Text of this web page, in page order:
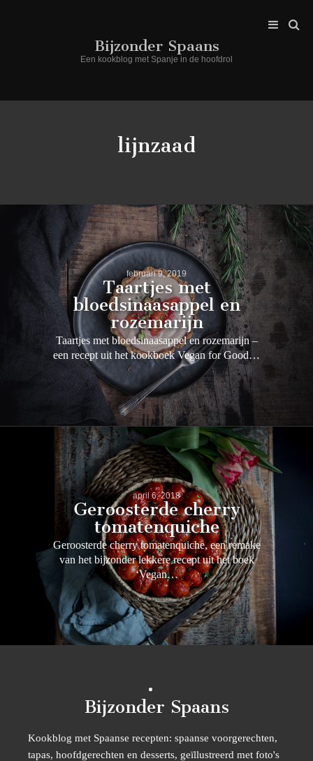
Bijzonder Spaans
Een kookblog met Spanje in de hoofdrol
lijnzaad
februari 9, 2019
Taartjes met
bloedsinaasappel en
rozemarijn
Taartjes met bloedsinaasappel en rozemarijn –
een recept uit het kookboek Vegan for Good…
april 6, 2018
Geroosterde cherry
tomatenquiche
Geroosterde cherry tomatenquiche, een remake
van het bijzonder lekkere recept uit het boek
‘Vegan…
Bijzonder Spaans
Kookblog met Spaanse recepten: spaanse voorgerechten,
tapas, hoofdgerechten en desserts, geïllustreerd met foto's